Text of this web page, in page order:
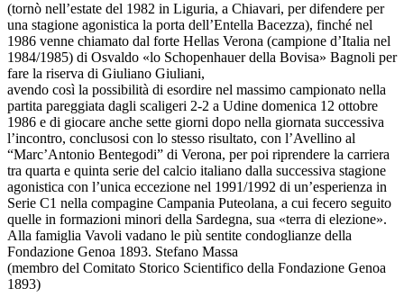
(tornò nell’estate del 1982 in Liguria, a Chiavari, per difendere per
una stagione agonistica la porta dell’Entella Bacezza), finché nel
1986 venne chiamato dal forte Hellas Verona (campione d’Italia nel
1984/1985) di Osvaldo «lo Schopenhauer della Bovisa» Bagnoli per
fare la riserva di Giuliano Giuliani,
avendo così la possibilità di esordire nel massimo campionato nella
partita pareggiata dagli scaligeri 2-2 a Udine domenica 12 ottobre
1986 e di giocare anche sette giorni dopo nella giornata successiva
l’incontro, conclusosi con lo stesso risultato, con l’Avellino al
“Marc’Antonio Bentegodi” di Verona, per poi riprendere la carriera
tra quarta e quinta serie del calcio italiano dalla successiva stagione
agonistica con l’unica eccezione nel 1991/1992 di un’esperienza in
Serie C1 nella compagine Campania Puteolana, a cui fecero seguito
quelle in formazioni minori della Sardegna, sua «terra di elezione».
Alla famiglia Vavoli vadano le più sentite condoglianze della
Fondazione Genoa 1893. Stefano Massa
(membro del Comitato Storico Scientifico della Fondazione Genoa
1893)